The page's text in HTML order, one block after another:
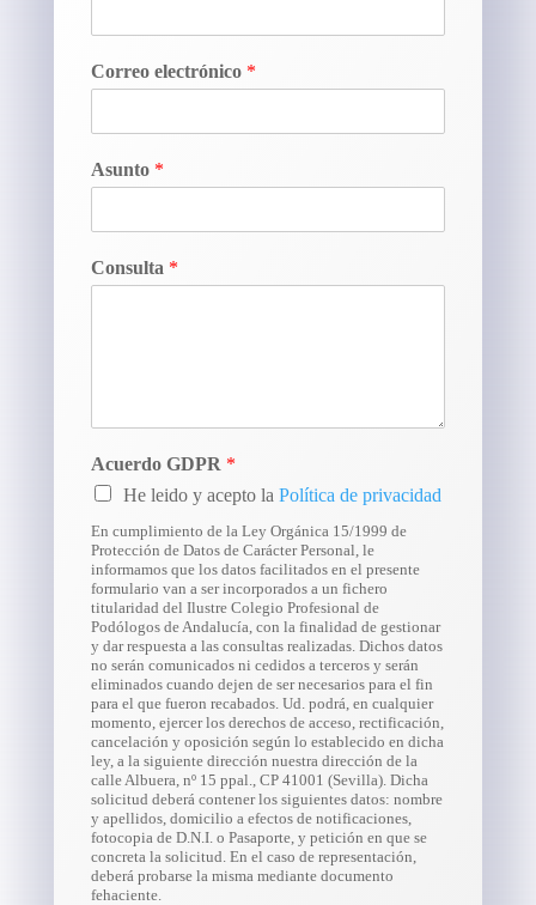
Correo electrónico *
Asunto *
Consulta *
Acuerdo GDPR *
He leido y acepto la Política de privacidad
En cumplimiento de la Ley Orgánica 15/1999 de
Protección de Datos de Carácter Personal, le
informamos que los datos facilitados en el presente
formulario van a ser incorporados a un fichero
titularidad del Ilustre Colegio Profesional de
Podólogos de Andalucía, con la finalidad de gestionar
y dar respuesta a las consultas realizadas. Dichos datos
no serán comunicados ni cedidos a terceros y serán
eliminados cuando dejen de ser necesarios para el fin
para el que fueron recabados. Ud. podrá, en cualquier
momento, ejercer los derechos de acceso, rectificación,
cancelación y oposición según lo establecido en dicha
ley, a la siguiente dirección nuestra dirección de la
calle Albuera, nº 15 ppal., CP 41001 (Sevilla). Dicha
solicitud deberá contener los siguientes datos: nombre
y apellidos, domicilio a efectos de notificaciones,
fotocopia de D.N.I. o Pasaporte, y petición en que se
concreta la solicitud. En el caso de representación,
deberá probarse la misma mediante documento
fehaciente.